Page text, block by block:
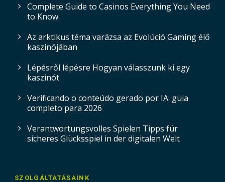
Complete Guide to Casinos Everything You Need
to Know
Az arktikus téma varázsa az Evolúció Gaming élő
kaszinójában
Lépésről lépésre Hogyan válasszunk ki egy
kaszinót
Verificando o conteúdo gerado por IA: guia
completo para 2026
Verantwortungsvolles Spielen Tipps für
sicheres Glücksspiel in der digitalen Welt
SZOLGÁLTATÁSAINK